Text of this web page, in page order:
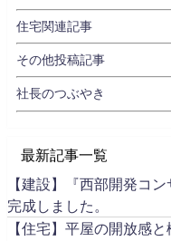
住宅関連記事
その他投稿記事
社長のつぶやき
最新記事一覧
【建設】『西部開発コ
完成しました。
【住宅】平屋の開放感